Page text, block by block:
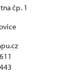
čp. 1